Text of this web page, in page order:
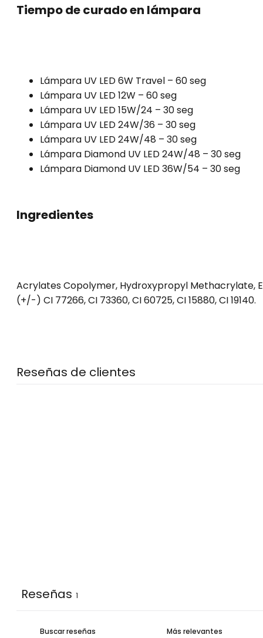
Tiempo de curado en lámpara
Lámpara UV LED 6W Travel – 60 seg
Lámpara UV LED 12W – 60 seg
Lámpara UV LED 15W/24 – 30 seg
Lámpara UV LED 24W/36 – 30 seg
Lámpara UV LED 24W/48 – 30 seg
Lámpara Diamond UV LED 24W/48 – 30 seg
Lámpara Diamond UV LED 36W/54 – 30 seg
Ingredientes
Acrylates Copolymer, Hydroxypropyl Methacrylate,
(+/-) CI 77266, CI 73360, CI 60725, CI 15880, CI 19140.
Reseñas de clientes
Reseñas 1